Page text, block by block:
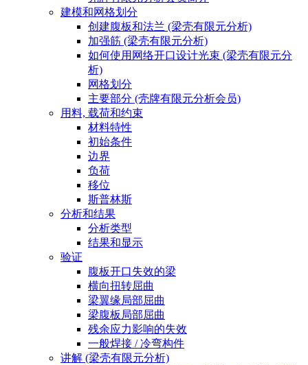
建模和网格划分
创建腹板和法兰 (梁壳有限元分析)
加强筋 (梁壳有限元分析)
如何使用网络开口设计光束 (梁壳有限元分
析)
网格划分
主要部分 (壳牌有限元分析会员)
用料, 载荷和约束
材料特性
初始条件
边界
负荷
移位
斯普林斯
分析和结果
分析类型
结果和显示
验证
腹板开口失效的梁
横向扭转屈曲
梁翼缘局部屈曲
梁腹板局部屈曲
残余应力影响的失效
一般焊接 / 冷弯构件
讲解 (梁壳有限元分析)